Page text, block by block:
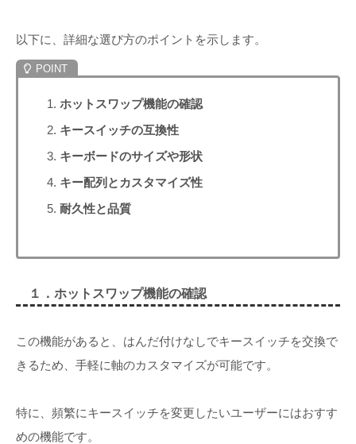
以下に、詳細な選び方のポイントを示します。
ホットスワップ機能の確認
キースイッチの互換性
キーボードのサイズや形状
キー配列とカスタマイズ性
耐久性と品質
１．ホットスワップ機能の確認
この機能があると、はんだ付けなしでキースイッチを交換で
きるため、手軽に軸のカスタマイズが可能です。
特に、頻繁にキースイッチを変更したいユーザーにはおすす
めの機能です。